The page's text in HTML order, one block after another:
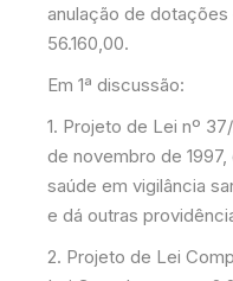
anulação de
56.160,00.
Em 1ª discussão:
1. Projeto de Lei nº 37/
de novembro de
saúde em vigilância
e dá outras
2. Projeto de Lei